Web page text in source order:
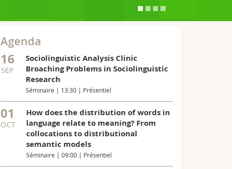
Agenda
16
SEP
Sociolinguistic Analysis Clinic
Broaching Problems in Sociolinguistic
Research
Séminaire | 13:30 | Présentiel
01
OCT
How does the distribution of words in
language relate to meaning? From
collocations to distributional
semantic models
Séminaire | 09:00 | Présentiel